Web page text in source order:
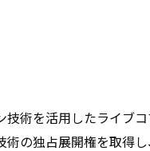
術を活用したライブ
の独占展開権を取得